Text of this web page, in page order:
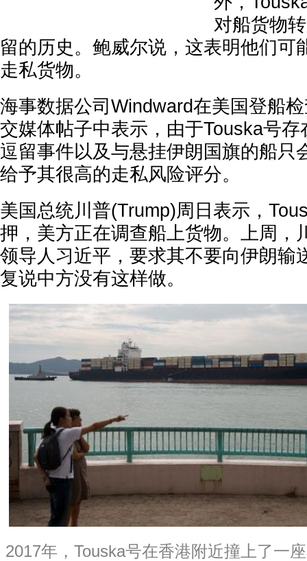
对船货物
留的历史。鲍威尔说，这表明他们可
走私货物。
海事数据公司Windward在美国登船
交媒体帖子中表示，由于Touska号存
逗留事件以及与悬挂伊朗国旗的船只
给予其很高的走私风险评分。
美国总统川普(Trump)周日表示，
押，美方正在调查船上货物。上周，
领导人习近平，要求其不要向伊朗输
复说中方没有这样做。
2017年，Touska号在香港附近撞上了一